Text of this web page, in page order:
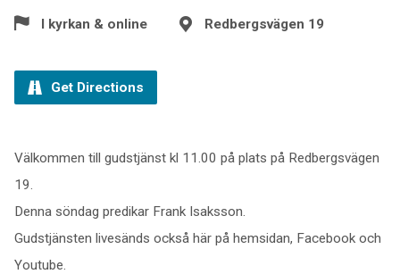
I kyrkan & online Redbergsvägen 19
Get Directions
Välkommen till gudstjänst kl 11.00 på plats på Redbergsvägen
19.
Denna söndag predikar Frank Isaksson.
Gudstjänsten livesänds också här på hemsidan, Facebook och
Youtube.